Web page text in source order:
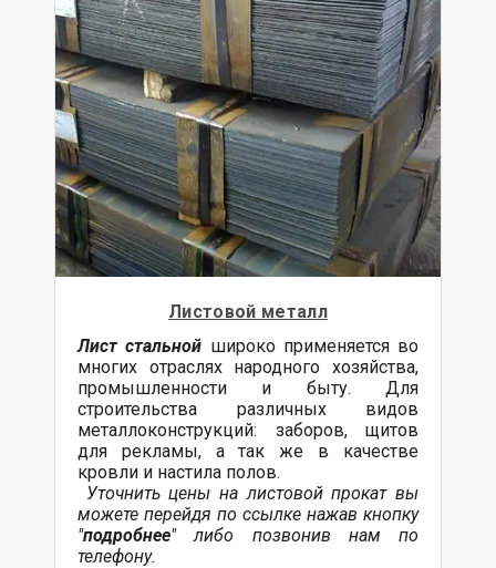
Листовой металл
Лист стальной широко применяется во
многих отраслях народного хозяйства,
промышленности и быту. Для
строительства различных видов
металлоконструкций: заборов, щитов
для рекламы, а так же в качестве
кровли и настила полов.
Уточнить цены на листовой прокат вы
можете перейдя по ссылке нажав кнопку
"подробнее" либо позвонив нам по
телефону.